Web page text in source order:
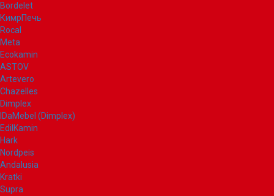
Bordelet
КимрПечь
Rocal
Meta
Ecokamin
ASTOV
Artevero
Chazelles
Dimplex
IDaMebel (Dimplex)
EdilKamin
Hark
Nordpeis
Andalusia
Kratki
Supra